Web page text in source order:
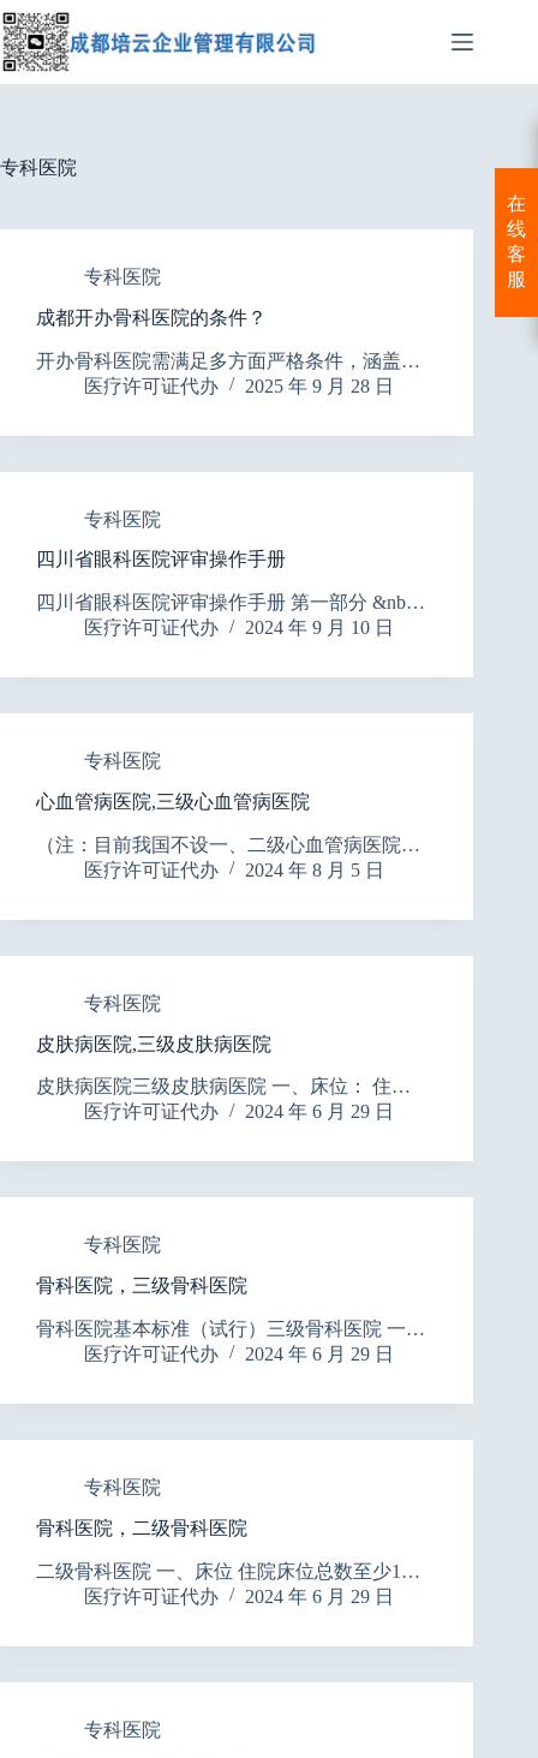
跳
至
内
容
专科医院
专科医院
成都开办骨科医院的条件？
开办骨科医院需满足多方面严格条件，涵盖…
医疗许可证代办
2025 年 9 月 28 日
专科医院
四川省眼科医院评审操作手册
四川省眼科医院评审操作手册 第一部分 &nb…
医疗许可证代办
2024 年 9 月 10 日
专科医院
心血管病医院,三级心血管病医院
（注：目前我国不设一、二级心血管病医院…
医疗许可证代办
2024 年 8 月 5 日
专科医院
皮肤病医院,三级皮肤病医院
皮肤病医院三级皮肤病医院 一、床位： 住…
医疗许可证代办
2024 年 6 月 29 日
专科医院
骨科医院，三级骨科医院
骨科医院基本标准（试行）三级骨科医院 一…
医疗许可证代办
2024 年 6 月 29 日
专科医院
骨科医院，二级骨科医院
二级骨科医院 一、床位 住院床位总数至少1…
医疗许可证代办
2024 年 6 月 29 日
专科医院
在
线
客
服